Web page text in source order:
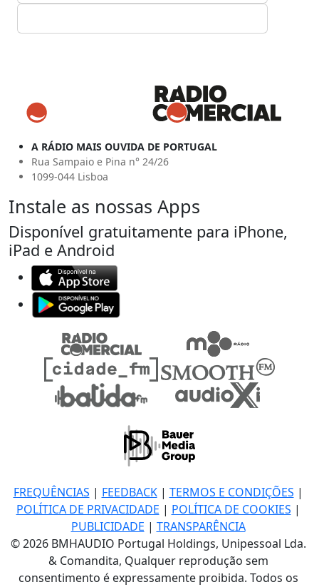
A RÁDIO MAIS OUVIDA DE PORTUGAL
Rua Sampaio e Pina n° 24/26
1099-044 Lisboa
Instale as nossas Apps
Disponível gratuitamente para iPhone,
iPad e Android
FREQUÊNCIAS | FEEDBACK| TERMOS E CONDIÇÕES |
POLÍTICA DE PRIVACIDADE | POLÍTICA DE COOKIES |
PUBLICIDADE | TRANSPARÊNCIA
© 2026 BMHAUDIO Portugal Holdings, Unipessoal Lda.
& Comandita, Qualquer reprodução sem
consentimento é expressamente proibida. Todos os